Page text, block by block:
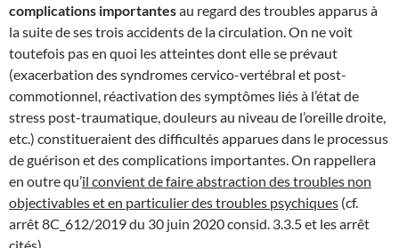
complications importantesau regard des troubles apparus à
la suite de ses trois accidents de la circulation. On ne voit
toutefois pas en quoi les atteintes dont elle se prévaut
(exacerbation des syndromes cervico-vertébral et post-
commotionnel, réactivation des symptômes liés à l’état de
stress post-traumatique, douleurs au niveau de l’oreille droite,
etc.) constitueraient des difficultés apparues dans le processus
de guérison et des complications importantes. On rappellera
en outre qu’il convient de faire abstraction des troubles non
objectivables et en particulier des troubles psychiques (cf.
arrêt 8C_612/2019 du 30 juin 2020 consid. 3.3.5 et les arrêt
cités).